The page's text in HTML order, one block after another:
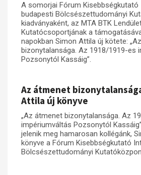
Dokumentumok
A trianoni
Műhelymunkák
A somorjai Fórum Kisebbségkutató
budapesti Bölcsészettudományi
kiadványaként, az MTA BTK
Kutatócsoportjának a
napokban Simon Attila új kötete:
bizonytalansága. Az 1918/1919-es
Pozsonytól Kassáig”.
Az átmenet
Attila új könyve
„Az átmenet bizonytalansága. Az
impériumváltás Pozsonytól
jelenik meg hamarosan kollégánk,
könyve a Fórum Kisebbségkutató
Bölcsészettudományi